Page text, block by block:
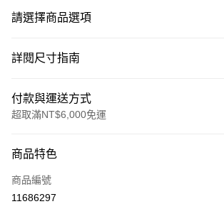
請選擇商品選項
詳閱尺寸指南
付款與運送方式
超取滿NT$6,000免運
信用卡一次付款
超商取貨付款
商品特色
商品編號
11686297